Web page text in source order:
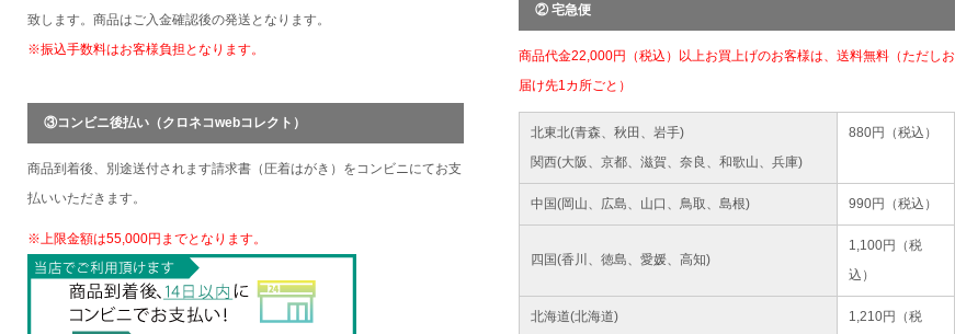
致します。商品はご入金確認後の発送となります。
※振込手数料はお客様負担となります。
③コンビニ後払い（クロネコwebコレクト）
商品到着後、別途送付されます請求書（圧着はがき）をコンビニにてお支
払いいただきます。
※上限金額は55,000円までとなります。
② 宅急便
商品代金22,000円（税込）以上お買上げのお客様は、送料無料（ただしお
届け先1カ所ごと）
北東北(青森、秋田、岩手)
関西(大阪、京都、滋賀、奈良、和歌山、兵庫)
880円（税込）
中国(岡山、広島、山口、鳥取、島根) 990円（税込）
四国(香川、徳島、愛媛、高知)
1,100円（税
込）
北海道(北海道)
1,210円（税